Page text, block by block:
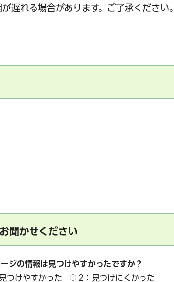
遅れる場合があります。ご了承ください。
聞かせください
ジの情報は見つけやすかったですか？
つけやすかった
2：見つけにくかった